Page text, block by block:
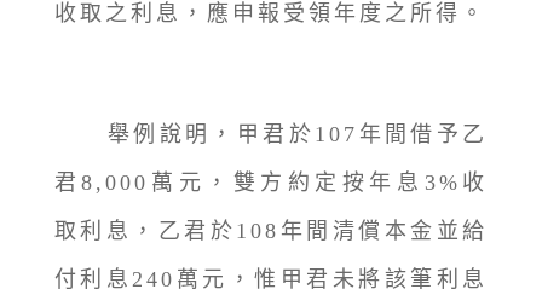
收取之利息，應申報受領年度之所得。
舉例說明，甲君於107年間借予乙
君8,000萬元，雙方約定按年息3%收
取利息，乙君於108年間清償本金並給
付利息240萬元，惟甲君未將該筆利息